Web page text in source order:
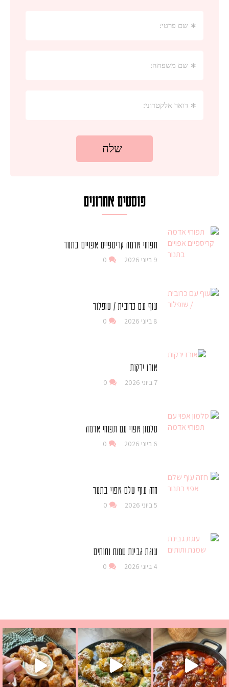
פוסטים אחרונים
תפוחי אדמה קריספיים אפויים בתנור
9 ביוני 2026 0
עוף עם כרובית / שופלור
8 ביוני 2026 0
אורז ירקות
7 ביוני 2026 0
סלמון אפוי עם תפוחי אדמה
6 ביוני 2026 0
חזה עוף שלם אפוי בתנור
5 ביוני 2026 0
עוגת גבינת שמנת ותותים
4 ביוני 2026 0
בולגרית מעודנת מ
פרגיות קריספיים ממכרים שמכינים בכמה דקות עב